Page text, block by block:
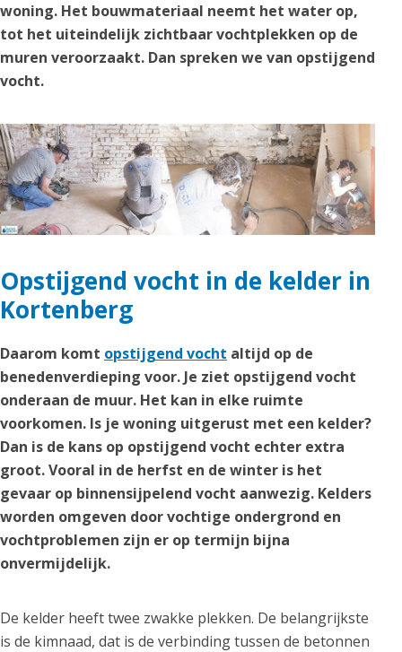
woning. Het bouwmateriaal neemt het water op,
tot het uiteindelijk zichtbaar vochtplekken op de
muren veroorzaakt. Dan spreken we van opstijgend
vocht.
Opstijgend vocht in de kelder in
Kortenberg
Daarom komt opstijgend vocht altijd op de
benedenverdieping voor. Je ziet opstijgend vocht
onderaan de muur. Het kan in elke ruimte
voorkomen. Is je woning uitgerust met een kelder?
Dan is de kans op opstijgend vocht echter extra
groot. Vooral in de herfst en de winter is het
gevaar op binnensijpelend vocht aanwezig. Kelders
worden omgeven door vochtige ondergrond en
vochtproblemen zijn er op termijn bijna
onvermijdelijk.
De kelder heeft twee zwakke plekken. De belangrijkste
is de kimnaad, dat is de verbinding tussen de betonnen